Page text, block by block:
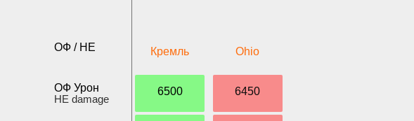
ОФ / HE
ОФ Урон
HE damage
Кремль
6500
Ohio
6450